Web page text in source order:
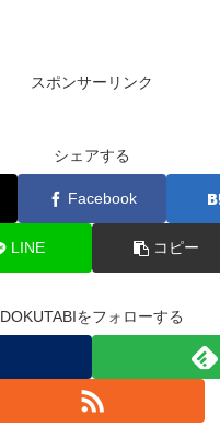
スポンサーリンク
シェアする
Facebook
LINE コピー
DOKUTABIをフォローする